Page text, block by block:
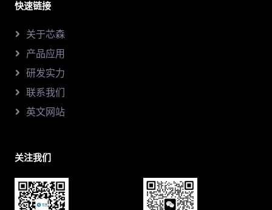
快速链接
关于芯森
产品应用
研发实力
联系我们
英文网站
关注我们